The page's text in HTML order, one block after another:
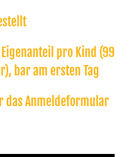
pro Kind (99
bar am ersten Tag
das Anmeldeformular